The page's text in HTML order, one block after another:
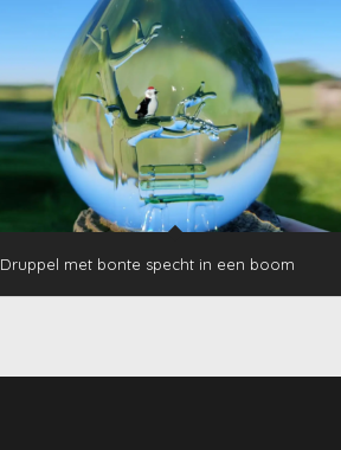
Druppel met bonte specht in een boom